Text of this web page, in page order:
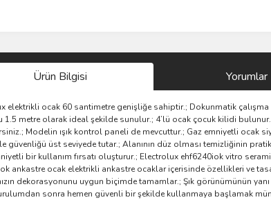
Ürün Bilgisi Yorumlar
elektrikli ocak 60 santimetre genişliğe sahiptir.; Dokunmatik
1.5 metre olarak ideal şekilde sunulur.; 4’lü ocak çocuk kilidi
Modelin ışık kontrol paneli de mevcuttur.; Gaz emniyetli ocak
güvenliğü üst seviyede tutar.; Alanının düz olması temizliğinin
bir kullanım fırsatı oluşturur.; Electrolux ehf6240iok vitro
ankastre ocak elektrikli ankastre ocaklar içerisinde özellikleri ve
dekorasyonunu uygun biçimde tamamlar.; Şık görünümünün
sonra hemen güvenli bir şekilde kullanmaya başlamak